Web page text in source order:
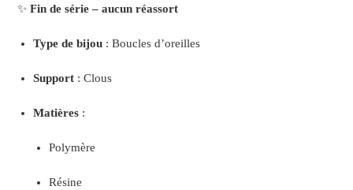
✨Fin de série – aucun réassort
Type de bijou : Boucles d’oreilles
Support : Clous
Matières :
Polymère
Résine